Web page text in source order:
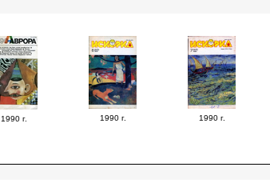
1990 г. 1990 г. 1990 г.